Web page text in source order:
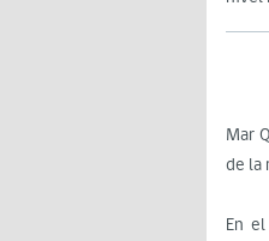
En
Mar
de la
En